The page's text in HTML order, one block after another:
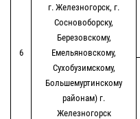
6
г. Железногорск, г.
Сосновоборску,
Березовскому,
Емельяновскому,
Сухобузимскому,
Большемуртинскому
районам) г.
Железногорск